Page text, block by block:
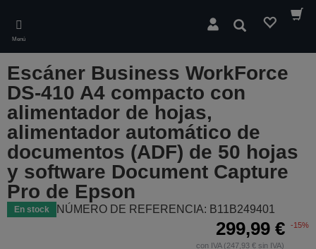
main
content
Menú
Buscar
Escáner Business WorkForce
DS-410 A4 compacto con
alimentador de hojas,
alimentador automático de
documentos (ADF) de 50 hojas
y software Document Capture
Pro de Epson
En stock NÚMERO DE REFERENCIA: B11B249401
299,99 € -15%
con IVA (247,93 € sin IVA)